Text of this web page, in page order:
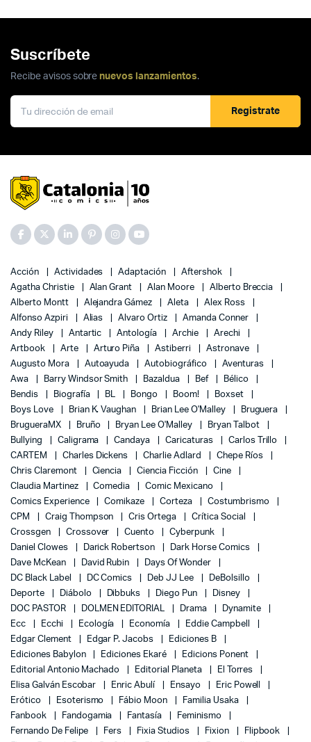
Suscríbete
Recibe avisos sobre nuevos lanzamientos.
Registrate
Acción Actividades Adaptación
Aftershok
Agatha Christie
Alan Grant Alan Moore
Alberto Breccia
Alberto Montt
Alejandra Gámez Aleta
Alex Ross
Alfonso Azpiri
Alias Alvaro Ortiz
Amanda Conner
Andy Riley
Antartic Antología Archie
Arechi
Artbook
Arte Arturo Piña Astiberri
Astronave
Augusto Mora
Autoayuda Autobiográfico
Aventuras
Awa
Barry Windsor Smith Bazaldua Bef
Bélico
Bendis
Biografía BL Bongo Boom!
Boxset
Boys Love
Brian K. Vaughan Brian Lee O'Malley
Bruguera
BrugueraMX
Bruño Bryan Lee O'Malley
Bryan Talbot
Bullying
Caligrama Candaya Caricaturas
Carlos Trillo
CARTEM
Charles Dickens Charlie Adlard
Chepe Ríos
Chris Claremont
Ciencia Ciencia Ficción
Cine
Claudia Martinez
Comedia
Comic Mexicano
Comics Experience
Comikaze Corteza
Costumbrismo
CPM
Craig Thompson Cris Ortega
Crítica Social
Crossgen
Crossover Cuento
Cyberpunk
Daniel Clowes
Darick Robertson
Dark Horse Comics
Dave McKean
David Rubin
Days Of Wonder
DC Black Label
DC Comics Deb JJ Lee
DeBolsillo
Deporte
Diábolo Dibbuks Diego Pun
Disney
DOC PASTOR
DOLMEN EDITORIAL Drama
Dynamite
Ecc
Ecchi Ecología Economía
Eddie Campbell
Edgar Clement
Edgar P. Jacobs
Ediciones B
Ediciones Babylon
Ediciones Ekaré
Edicions Ponent
Editorial Antonio Machado
Editorial Planeta
El Torres
Elisa Galván Escobar
Enric Abulí Ensayo
Eric Powell
Erótico
Esoterismo Fábio Moon
Familia Usaka
Fanbook
Fandogamia Fantasía
Feminismo
Fernando De Felipe
Fers Fixia Studios Fixion
Flipbook